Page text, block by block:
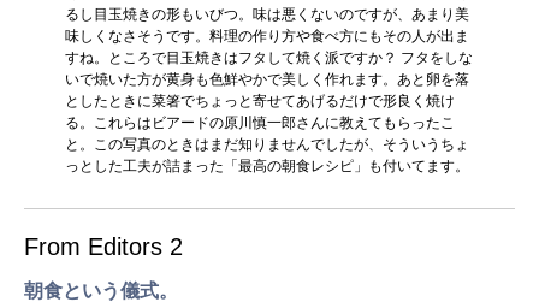
るし目玉焼きの形もいびつ。味は悪くないのですが、あまり美
味しくなさそうです。料理の作り方や食べ方にもその人が出ま
すね。ところで目玉焼きはフタして焼く派ですか？ フタをしな
いで焼いた方が黄身も色鮮やかで美しく作れます。あと卵を落
としたときに菜箸でちょっと寄せてあげるだけで形良く焼け
る。これらはビアードの原川慎一郎さんに教えてもらったこ
と。この写真のときはまだ知りませんでしたが、そういうちょ
っとした工夫が詰まった「最高の朝食レシピ」も付いてます。
From Editors 2
朝食という儀式。